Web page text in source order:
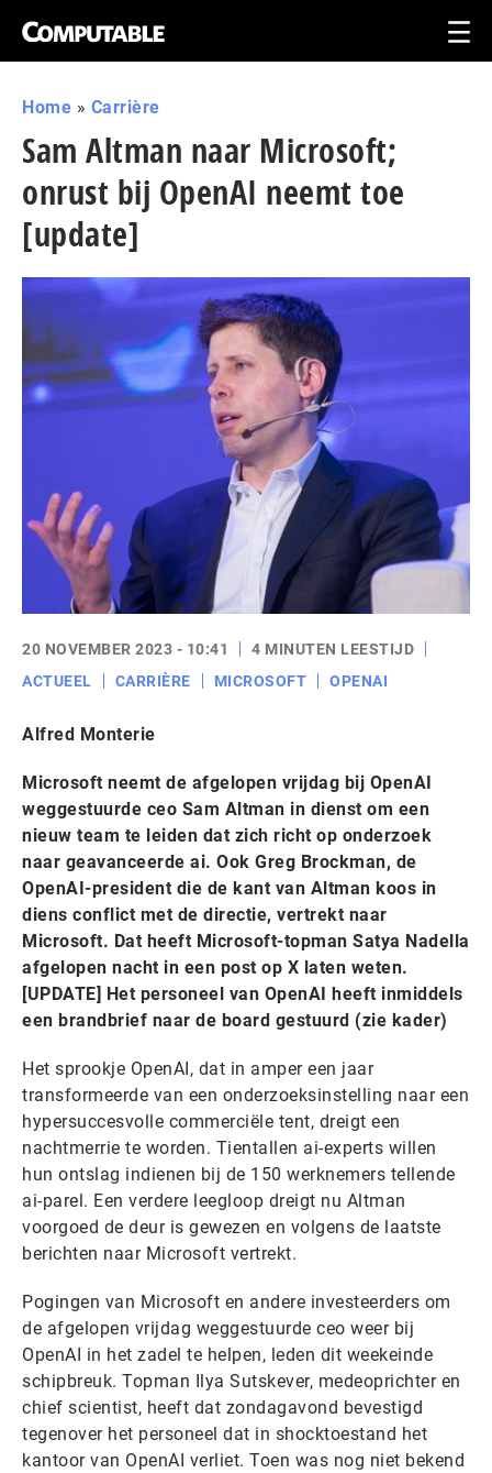
Home » Carrière
Sam Altman naar Microsoft;
onrust bij OpenAI neemt toe
[update]
20 NOVEMBER 2023 - 10:41
4 MINUTEN LEESTIJD
ACTUEEL
CARRIÈRE MICROSOFT OPENAI
Alfred Monterie
Microsoft neemt de afgelopen vrijdag bij OpenAI
weggestuurde ceo Sam Altman in dienst om een
nieuw team te leiden dat zich richt op onderzoek
naar geavanceerde ai. Ook Greg Brockman, de
OpenAI-president die de kant van Altman koos in
diens conflict met de directie, vertrekt naar
Microsoft. Dat heeft Microsoft-topman Satya Nadella
afgelopen nacht in een post op X laten weten.
[UPDATE] Het personeel van OpenAI heeft inmiddels
een brandbrief naar de board gestuurd (zie kader)
Het sprookje OpenAI, dat in amper een jaar
transformeerde van een onderzoeksinstelling naar een
hypersuccesvolle commerciële tent, dreigt een
nachtmerrie te worden. Tientallen ai-experts willen
hun ontslag indienen bij de 150 werknemers tellende
ai-parel. Een verdere leegloop dreigt nu Altman
voorgoed de deur is gewezen en volgens de laatste
berichten naar Microsoft vertrekt.
Pogingen van Microsoft en andere investeerders om
de afgelopen vrijdag weggestuurde ceo weer bij
OpenAI in het zadel te helpen, leden dit weekeinde
schipbreuk. Topman Ilya Sutskever, medeoprichter en
chief scientist, heeft dat zondagavond bevestigd
tegenover het personeel dat in shocktoestand het
kantoor van OpenAI verliet. Toen was nog niet bekend